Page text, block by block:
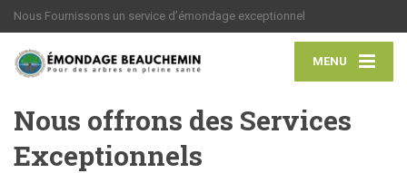
Nous Fournissons un service d’émondage exceptionnel
MENU
Nous offrons des Services
Exceptionnels